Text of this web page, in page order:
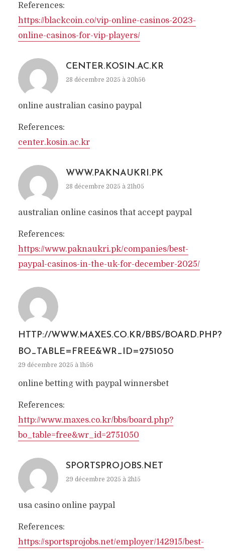
References:
https://blackcoin.co/vip-online-casinos-2023-
online-casinos-for-vip-players/
CENTER.KOSIN.AC.KR
28 décembre 2025 à 20h56
online australian casino paypal
References:
center.kosin.ac.kr
WWW.PAKNAUKRI.PK
28 décembre 2025 à 21h05
australian online casinos that accept paypal
References:
https://www.paknaukri.pk/companies/best-
paypal-casinos-in-the-uk-for-december-2025/
HTTP://WWW.MAXES.CO.KR/BBS/BOARD.PHP?
BO_TABLE=FREE&WR_ID=2751050
29 décembre 2025 à 1h56
online betting with paypal winnersbet
References:
http://www.maxes.co.kr/bbs/board.php?
bo_table=free&wr_id=2751050
SPORTSPROJOBS.NET
29 décembre 2025 à 2h15
usa casino online paypal
References:
https://sportsprojobs.net/employer/142915/best-